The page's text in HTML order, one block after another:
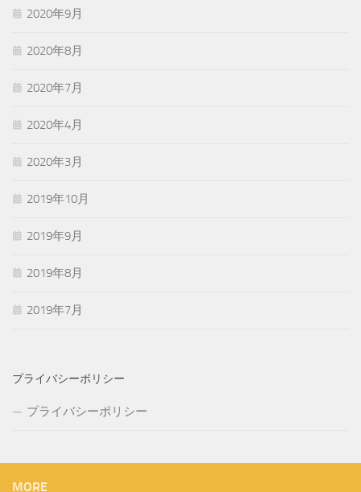
2020年9月
2020年8月
2020年7月
2020年4月
2020年3月
2019年10月
2019年9月
2019年8月
2019年7月
プライバシーポリシー
プライバシーポリシー
MORE